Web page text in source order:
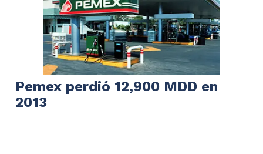
Pemex perdió 12,900 MDD en
2013